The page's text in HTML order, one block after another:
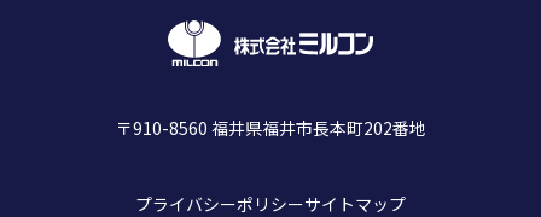
〒910-8560 福井県福井市長本町202番地
プライバシーポリシーサイトマップ